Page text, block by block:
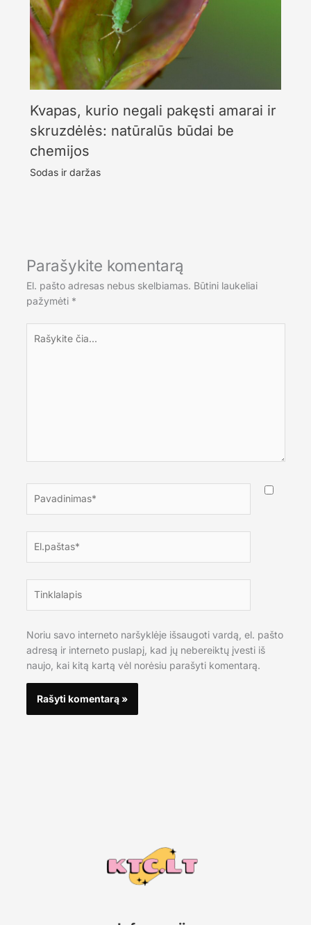
Kvapas, kurio negali pakęsti amarai ir
skruzdėlės: natūralūs būdai be
chemijos
Sodas ir daržas
Parašykite komentarą
El. pašto adresas nebus skelbiamas. Būtini laukeliai
pažymėti *
čia...
Noriu savo interneto naršyklėje išsaugoti vardą, el. pašto
adresą ir interneto puslapį, kad jų nebereiktų įvesti iš
naujo, kai kitą kartą vėl norėsiu parašyti komentarą.